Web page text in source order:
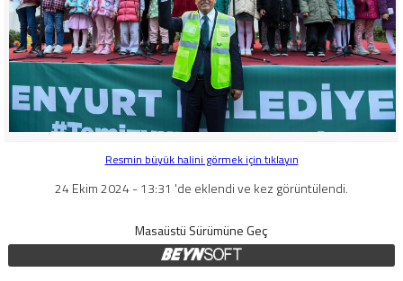
Resmin büyük halini görmek için tıklayın
24 Ekim 2024 - 13:31 'de eklendi ve kez görüntülendi.
Masaüstü Sürümüne Geç